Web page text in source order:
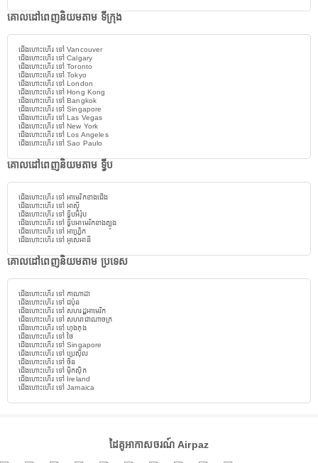
គោលដៅពេញនិយមតាម ទីក្រុង
ជើងហោះហើរ ទៅ Vancouver
ជើងហោះហើរ ទៅ Calgary
ជើងហោះហើរ ទៅ Toronto
ជើងហោះហើរ ទៅ Tokyo
ជើងហោះហើរ ទៅ London
ជើងហោះហើរ ទៅ Hong Kong
ជើងហោះហើរ ទៅ Bangkok
ជើងហោះហើរ ទៅ Singapore
ជើងហោះហើរ ទៅ Las Vegas
ជើងហោះហើរ ទៅ New York
ជើងហោះហើរ ទៅ Los Angeles
ជើងហោះហើរ ទៅ Sao Paulo
គោលដៅពេញនិយមតាម ទ្វីប
ជើងហោះហើរ ទៅ អាមេរិកខាងជើង
ជើងហោះហើរ ទៅ អាស៊ី
ជើងហោះហើរ ទៅ ទ្វីបអឺរ៉ុប
ជើងហោះហើរ ទៅ ទ្វីបអាមេរិកខាងត្បូង
ជើងហោះហើរ ទៅ អាហ្វ្រិក
ជើងហោះហើរ ទៅ អូសេអានី
គោលដៅពេញនិយមតាម ប្រទេស
ជើងហោះហើរ ទៅ កាណាដា
ជើងហោះហើរ ទៅ ជប៉ុន
ជើងហោះហើរ ទៅ សហរដ្ឋអាមេរិក
ជើងហោះហើរ ទៅ សហរាជាណាចក្រ
ជើងហោះហើរ ទៅ ហុងកុង
ជើងហោះហើរ ទៅ ថៃ
ជើងហោះហើរ ទៅ Singapore
ជើងហោះហើរ ទៅ ប្រេស៊ីល
ជើងហោះហើរ ទៅ ចិន
ជើងហោះហើរ ទៅ ម៉ិកស៊ិក
ជើងហោះហើរ ទៅ Ireland
ជើងហោះហើរ ទៅ Jamaica
ដៃគូអាកាសចរណ៍ Airpaz